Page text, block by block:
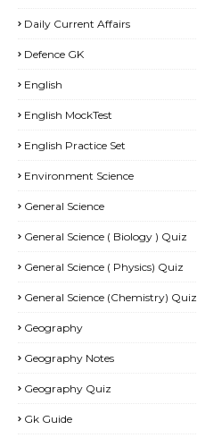
Daily Current Affairs
Defence GK
English
English MockTest
English Practice Set
Environment Science
General Science
General Science ( Biology ) Quiz
General Science ( Physics) Quiz
General Science (Chemistry) Quiz
Geography
Geography Notes
Geography Quiz
Gk Guide